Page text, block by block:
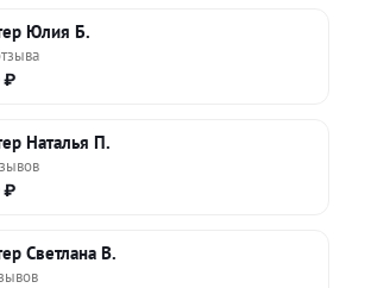
Юлия Б.
₽
Наталья П.
₽
Светлана В.